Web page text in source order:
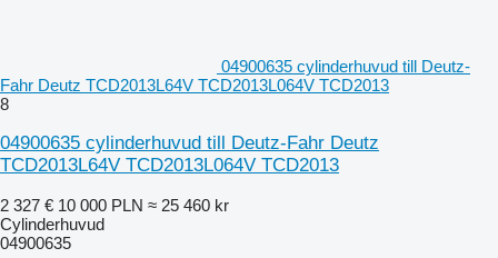
04900635 cylinderhuvud till Deutz-
Fahr Deutz TCD2013L64V TCD2013L064V TCD2013
8
04900635 cylinderhuvud till Deutz-Fahr Deutz
TCD2013L64V TCD2013L064V TCD2013
2 327 € 10 000 PLN ≈ 25 460 kr
Cylinderhuvud
04900635